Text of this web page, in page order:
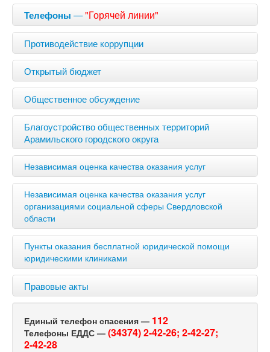
Телефоны —"Горячей линии"
Противодействие коррупции
Открытый бюджет
Общественное обсуждение
Благоустройство общественных территорий
Арамильского городского округа
Независимая оценка качества оказания услуг
Независимая оценка качества оказания услуг
организациями социальной сферы Свердловской
области
Пункты оказания бесплатной юридической помощи
юридическими клиниками
Правовые акты
Единый телефон спасения — 112
Телефоны ЕДДС — (34374) 2-42-26; 2-42-27;
2-42-28